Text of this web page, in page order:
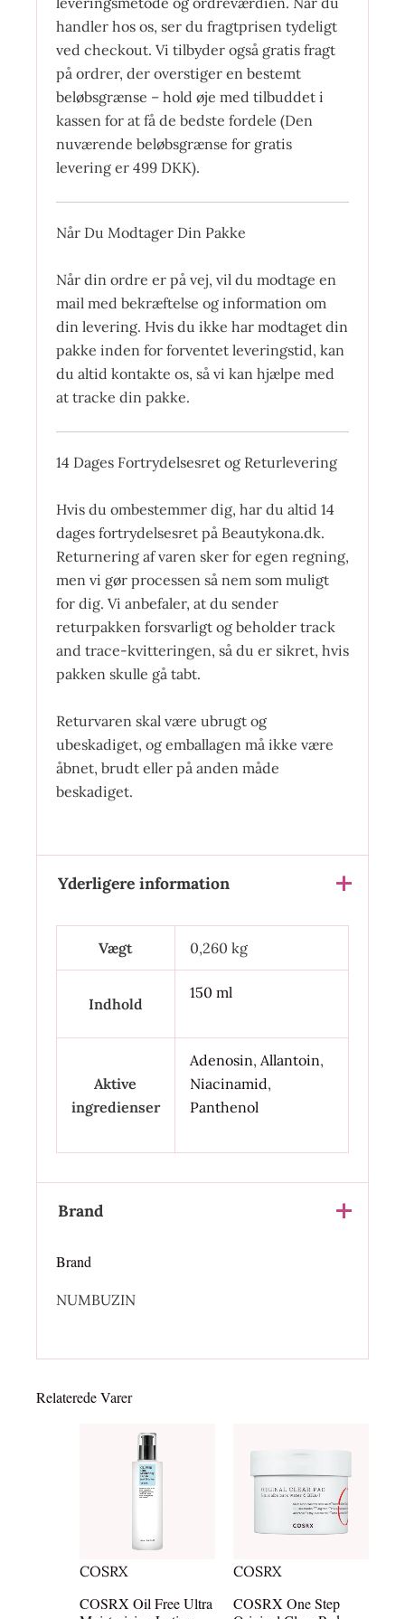
handler hos os, ser du fragtprisen tydeligt
ved checkout. Vi tilbyder også gratis fragt
på ordrer, der overstiger en bestemt
beløbsgrænse – hold øje med tilbuddet i
kassen for at få de bedste fordele (Den
nuværende beløbsgrænse for gratis
levering er 499 DKK).
Når Du Modtager Din Pakke
Når din ordre er på vej, vil du modtage en
mail med bekræftelse og information om
din levering. Hvis du ikke har modtaget din
pakke inden for forventet leveringstid, kan
du altid kontakte os, så vi kan hjælpe med
at tracke din pakke.
14 Dages Fortrydelsesret og Returlevering
Hvis du ombestemmer dig, har du altid 14
dages fortrydelsesret på Beautykona.dk.
Returnering af varen sker for egen regning,
men vi gør processen så nem som muligt
for dig. Vi anbefaler, at du sender
returpakken forsvarligt og beholder track
and trace-kvitteringen, så du er sikret, hvis
pakken skulle gå tabt.
Returvaren skal være ubrugt og
ubeskadiget, og emballagen må ikke være
åbnet, brudt eller på anden måde
beskadiget.
Yderligere information
Vægt 0,260 kg
Indhold
150 ml
Aktive
ingredienser
Adenosin, Allantoin,
Niacinamid,
Panthenol
Brand
Brand
NUMBUZIN
Relaterede Varer
COSRX
COSRX Oil Free Ultra
COSRX
COSRX One Step